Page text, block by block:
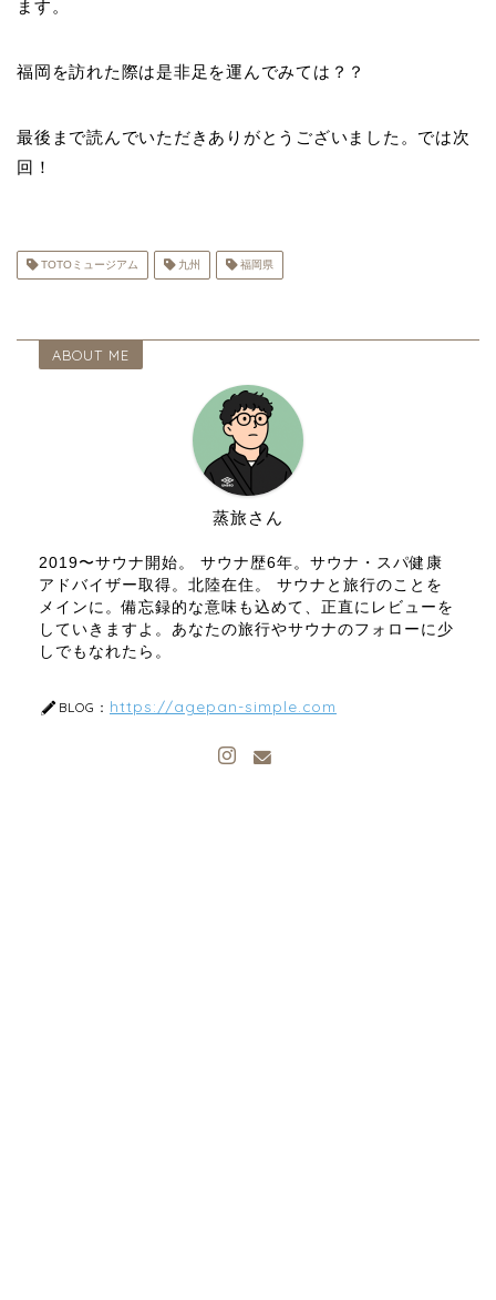
ます。
福岡を訪れた際は是非足を運んでみては？？
最後まで読んでいただきありがとうございました。では次
回！
TOTOミュージアム 九州 福岡県
ABOUT ME
蒸旅さん
2019〜サウナ開始。 サウナ歴6年。サウナ・スパ健康
アドバイザー取得。北陸在住。 サウナと旅行のことを
メインに。備忘録的な意味も込めて、正直にレビューを
していきますよ。あなたの旅行やサウナのフォローに少
しでもなれたら。
BLOG： https://agepan-simple.com